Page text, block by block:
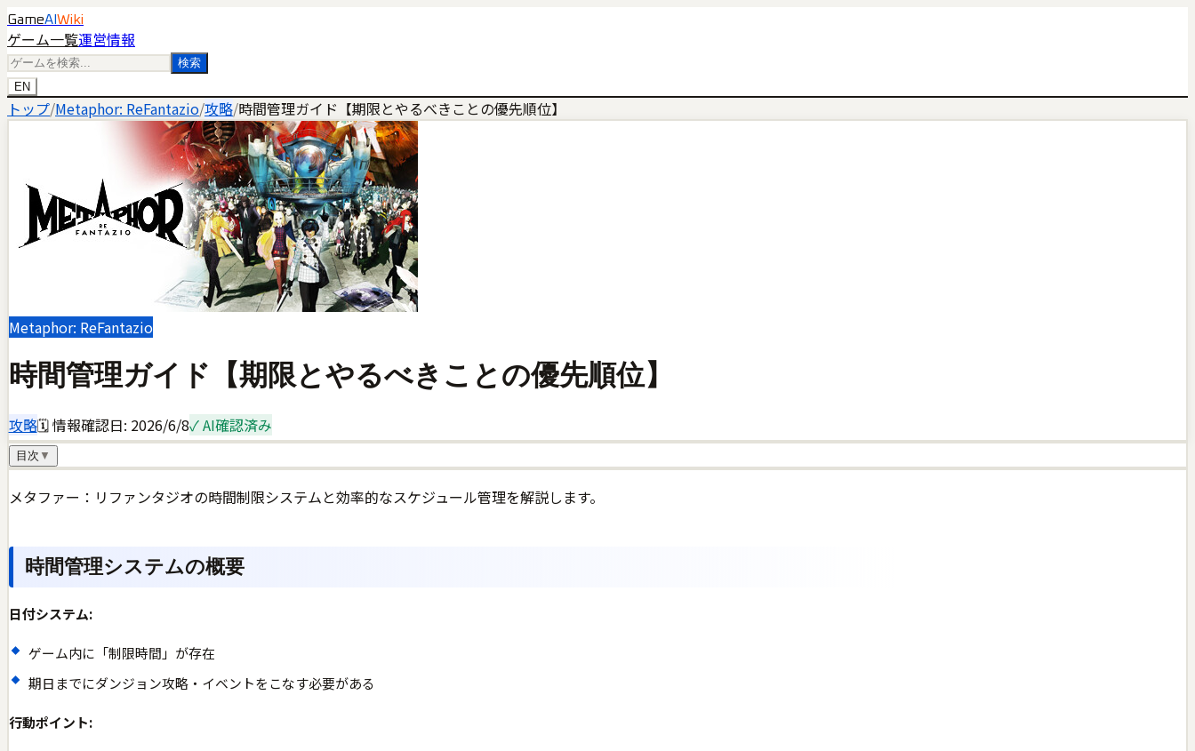
GameAI Wiki
ゲーム一覧運営情報
検索
EN
トップ/Metaphor: ReFantazio/攻略/時間管理ガイド【期限とやるべきことの優先順位】
Metaphor: ReFantazio
時間管理ガイド【期限とやるべきことの優先順位】
攻略🗓 情報確認日: 2026/6/8✓ AI確認済み
目次 ▼
メタファー：リファンタジオの時間制限システムと効率的なスケジュール管理を解説します。
時間管理システムの概要
日付システム:
ゲーム内に「制限時間」が存在
期日までにダンジョン攻略・イベントをこなす必要がある
行動ポイント: